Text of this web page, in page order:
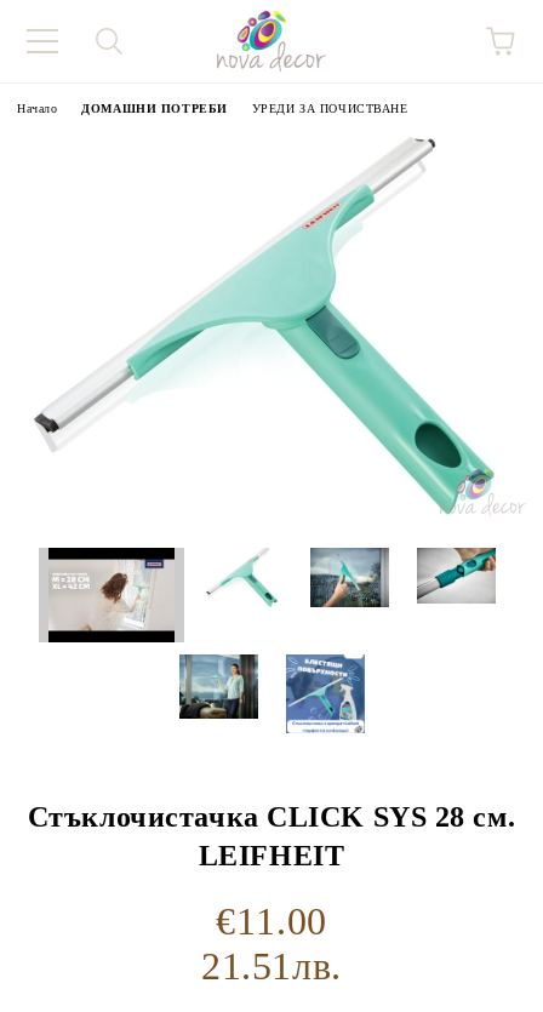
Начало ДОМАШНИ ПОТРЕБИ УРЕДИ ЗА ПОЧИСТВАНЕ
Стъклочистачка CLICK SYS 28 см.
LEIFHEIT
€11.00
21.51лв.